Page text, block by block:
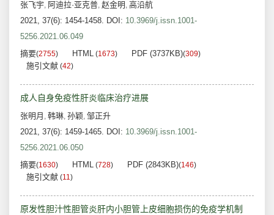
张飞宇, 阿迪拉·亚克普, 赵金明 , 高沿航
2021, 37(6): 1454-1458. DOI: 10.3969/j.issn.1001-
5256.2021.06.049
摘要(2755) HTML (1673) PDF (3737KB)(309)
施引文献 (42)
成人自身免疫性肝炎临床治疗进展
张明月 , 韩琳, 孙颖, 邹正升
2021, 37(6): 1459-1465. DOI: 10.3969/j.issn.1001-
5256.2021.06.050
摘要(1630) HTML (728) PDF (2843KB)(146)
施引文献 (11)
原发性胆汁性胆管炎肝内小胆管上皮细胞损伤的免疫学机制